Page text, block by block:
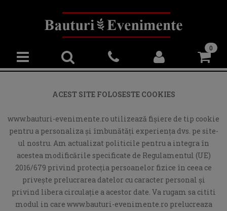
0
ACEST SITE FOLOSESTE COOKIES
www.bauturi-evenimente.ro utilizează fişiere de tip cookie
pentru a personaliza și îmbunătăți experiența dvs. pe site-
ul nostru. Am actualizat politicile pentru a integra în
acestea modificările specificate de Regulamentul (UE)
2016/679 privind protecția persoanelor fizice în ceea ce
privește prelucrarea datelor cu caracter personal și
privind libera circulație a acestor date. Va rugam sa cititi
modul in care www.bauturi-evenimente.ro prelucreaza